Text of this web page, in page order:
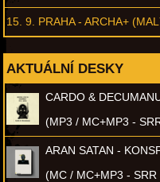
15. 9. PRAHA - ARCHA+
AKTUÁLNÍ DESKY
CARDO &
(MP3 / MC+MP3 -
ARAN SATAN -
(MC / MC+MP3 - SRR